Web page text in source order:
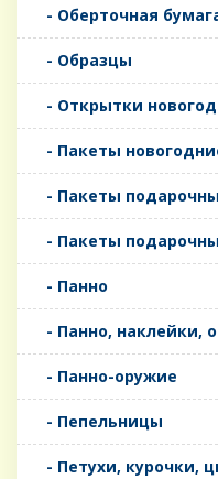
- Оберточная
- Образцы
- Открытки
- Пакеты
- Пакеты
- Пакеты
- Панно
- Панно, наклейки,
- Панно-оружие
- Пепельницы
- Петухи, курочки,